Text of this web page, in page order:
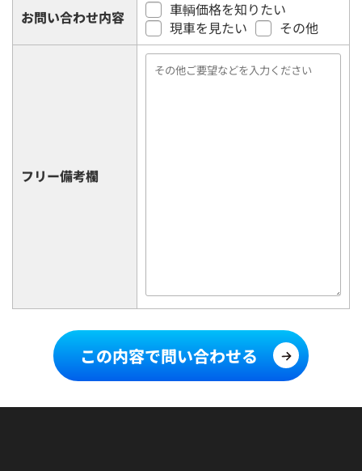
お問い合わせ内容
車輌価格を知りたい
現車を見たい
その他
フリー備考欄
この内容で問い合わせる